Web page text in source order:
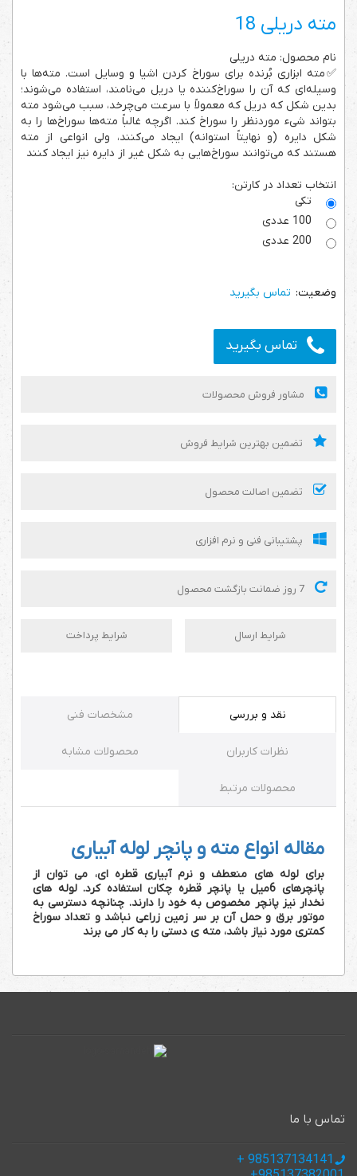
مته دریلی 18
نام محصول: مته دریلی
✅مته ابزاری بُرنده برای سوراخ کردن اشیا و وسایل است. مته‌ها با
وسیله‌ای که آن را سوراخ‌کننده یا دریل می‌نامند، استفاده می‌شوند؛
بدین شکل که دریل که معمولاً با سرعت می‌چرخد، سبب می‌شود مته
بتواند شیء موردنظر را سوراخ کند. اگرچه غالباً مته‌ها سوراخ‌ها را به
شکل دایره (و نهایتاً استوانه) ایجاد می‌کنند، ولی انواعی از مته
هستند که می‌توانند سوراخ‌هایی به شکل غیر از دایره نیز ایجاد کنند
انتخاب تعداد در کارتن:
تکی
تماس بگیرید
تماس بگیرید
مشاور فروش محصولات
تضمین بهترین شرایط فروش
تضمین اصالت محصول
پشتیبانی فنی و نرم افزاری
شرایط ارسال شرایط پرداخت
نقد و بررسی مشخصات فنی
نظرات کاربران محصولات مشابه
محصولات مرتبط
مقاله انواع مته و پانچر لوله آبیاری
برای لوله های منعطف و نرم آبیاری قطره ای، می توان از
پانچرهای 6میل یا پانچر قطره چکان استفاده کرد. لوله های
نخدار نیز پانچر مخصوص به خود را دارند. چنانچه دسترسی به
موتور برق و حمل آن بر سر زمین زراعی نباشد و تعداد سوراخ
کمتری مورد نیاز باشد، مته ی دستی را به کار می برند
تماس با ما